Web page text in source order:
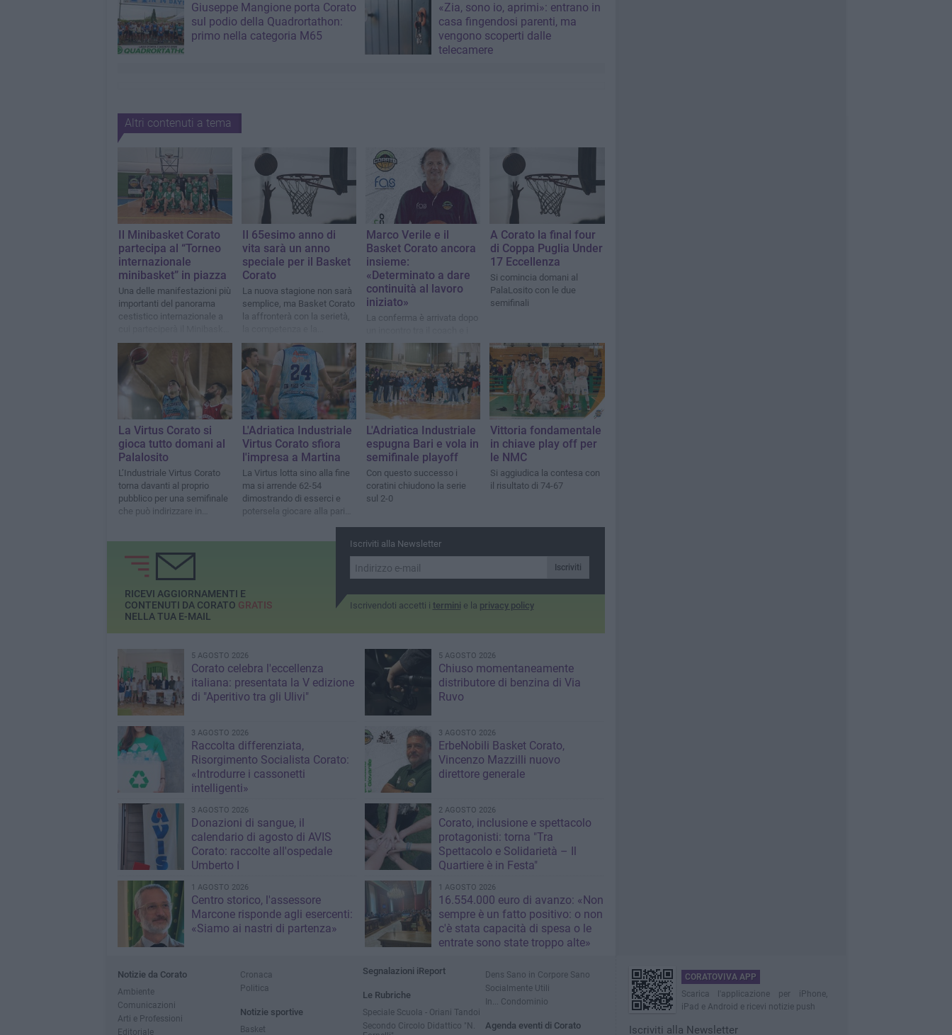
Giuseppe Mangione porta Corato
sul podio della Quadrortathon:
primo nella categoria M65
«Zia, sono io, aprimi»: entrano in
casa fingendosi parenti, ma
vengono scoperti dalle
telecamere
Altri contenuti a tema
Il Minibasket Corato
partecipa al “Torneo
internazionale
minibasket” in piazza
Una delle manifestazioni più
importanti del panorama
cestistico internazionale a
Corato
Il 65esimo anno di
vita sarà un anno
speciale per il Basket
Corato
La nuova stagione non sarà
semplice, ma Basket Corato
la affronterà con la serietà,
passione di sempre
Marco Verile e il
Basket Corato ancora
insieme:
«Determinato a dare
continuità al lavoro
iniziato»
La conferma è arrivata dopo
vertici societari, primo fra
tutti il presidente Antonio
Marulli
A Corato la final four
di Coppa Puglia Under
17 Eccellenza
Si comincia domani al
PalaLosito con le due
semifinali
La Virtus Corato si
gioca tutto domani al
Palalosito
L’Industriale Virtus Corato
torna davanti al proprio
pubblico per una semifinale
che può indirizzare in
L'Adriatica Industriale
Virtus Corato sfiora
l'impresa a Martina
La Virtus lotta sino alla fine
ma si arrende 62-54
dimostrando di esserci e
potersela giocare alla pari
L'Adriatica Industriale
espugna Bari e vola in
semifinale playoff
Con questo successo i
coratini chiudono la serie
sul 2-0
Vittoria fondamentale
in chiave play off per
le NMC
Si aggiudica la contesa con
il risultato di 74-67
Iscriviti alla Newsletter
Iscriviti
Iscrivendoti accetti i termini e la privacy policy
RICEVI AGGIORNAMENTI E
CONTENUTI DA CORATO GRATIS
NELLA TUA E-MAIL
5 AGOSTO 2026
Corato celebra l'eccellenza
italiana: presentata la V edizione
di "Aperitivo tra gli Ulivi"
5 AGOSTO 2026
Chiuso momentaneamente
distributore di benzina di Via
Ruvo
3 AGOSTO 2026
Raccolta differenziata,
Risorgimento Socialista Corato:
«Introdurre i cassonetti
intelligenti»
3 AGOSTO 2026
ErbeNobili Basket Corato,
Vincenzo Mazzilli nuovo
direttore generale
3 AGOSTO 2026
Donazioni di sangue, il
calendario di agosto di AVIS
Corato: raccolte all'ospedale
Umberto I
2 AGOSTO 2026
Corato, inclusione e spettacolo
protagonisti: torna "Tra
Spettacolo e Solidarietà – Il
Quartiere è in Festa"
1 AGOSTO 2026
Centro storico, l'assessore
Marcone risponde agli esercenti:
«Siamo ai nastri di partenza»
1 AGOSTO 2026
16.554.000 euro di avanzo: «Non
sempre è un fatto positivo: o non
c'è stata capacità di spesa o le
entrate sono state troppo alte»
Notizie da Corato
Ambiente
Comunicazioni
Arti e Professioni
Editoriale
Cronaca
Politica
Notizie sportive
Basket
Segnalazioni iReport
Le Rubriche
Speciale Scuola - Oriani Tandoi
Secondo Circolo Didattico "N.
Dens Sano in Corpore Sano
Socialmente Utili
In... Condominio
Agenda eventi di Corato
CORATOVIVA APP
Scarica l'applicazione per iPhone,
iPad e Android e ricevi notizie push
Iscriviti alla Newsletter